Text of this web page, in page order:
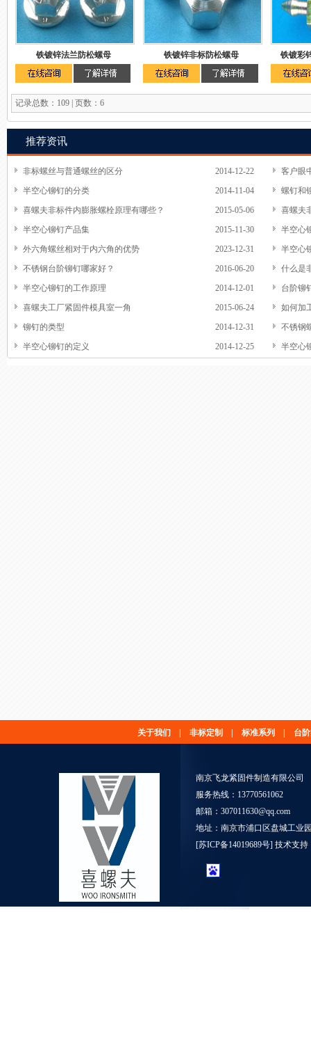
铁镀锌法兰防松螺母 铁镀锌非标防松螺母 铁镀彩
记录总数：109 | 页数：6
推荐资讯
2014-12-22
非标螺丝与普通螺丝的区分
客户眼
2014-11-04
半空心铆钉的分类
螺钉和
2015-05-06
喜螺夫非标件内膨胀螺栓原理有哪些？
喜螺夫
2015-11-30
半空心铆钉产品集
半空心
2023-12-31
外六角螺丝相对于内六角的优势
半空心
2016-06-20
不锈钢台阶铆钉哪家好？
什么是
2014-12-01
半空心铆钉的工作原理
台阶铆
2015-06-24
喜螺夫工厂紧固件模具室一角
如何加
2014-12-31
铆钉的类型
不锈钢
2014-12-25
半空心铆钉的定义 半空心
关于我们 非标定制 标准系列 台
南京飞龙紧固件制造有限公司
服务热线：13770561062
邮箱：307011630@qq.com
地址：南京市浦口区盘城工业
[苏ICP备14019689号] 技术支持